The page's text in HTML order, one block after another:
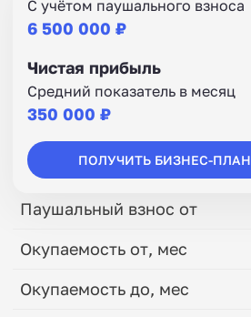
С учётом паушального взноса
6 500 000 ₽
Чистая прибыль
Средний показатель в месяц
350 000 ₽
ПОЛУЧИТЬ БИЗНЕС-ПЛАН
Паушальный взнос от
Окупаемость от, мес
Окупаемость до, мес